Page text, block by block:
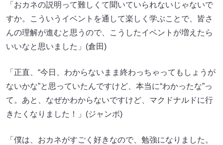
「おカネの説明って難しくて聞いていられないじゃないで
すか。こういうイベントを通して楽しく学ぶことで、皆さ
んの理解が進むと思うので、こうしたイベントが増えたら
いいなと思いました」(倉田)
「正直、“今日、わからないまま終わっちゃってもしょうが
ないかな”と思っていたんですけど、本当に“わかったな”っ
て。あと、なぜかわからないですけど、マクドナルドに行
きたくなりました！」(ジャンボ)
「僕は、おカネがすごく好きなので、勉強になりました。